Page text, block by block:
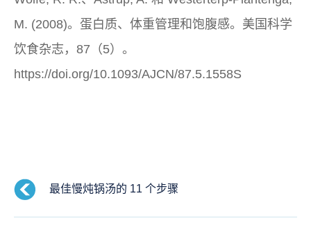
M. (2008)。蛋白质、体重管理和饱腹感。美国科学
饮食杂志，87（5）。
https://doi.org/10.1093/AJCN/87.5.1558S
最佳慢炖锅汤的 11 个步骤